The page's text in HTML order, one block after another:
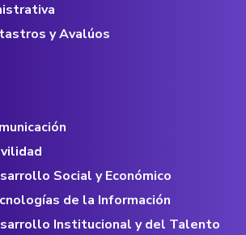
y Avalúos
Social y Económico
de la Información
Institucional y del Talento